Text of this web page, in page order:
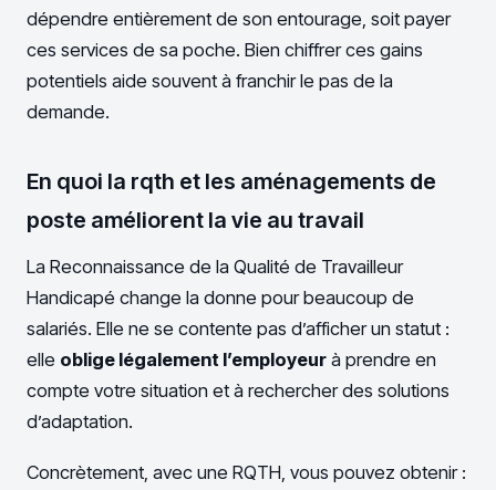
dépendre entièrement de son entourage, soit payer
ces services de sa poche. Bien chiffrer ces gains
potentiels aide souvent à franchir le pas de la
demande.
En quoi la rqth et les aménagements de
poste améliorent la vie au travail
La Reconnaissance de la Qualité de Travailleur
Handicapé change la donne pour beaucoup de
salariés. Elle ne se contente pas d’afficher un statut :
elle oblige légalement l’employeur à prendre en
compte votre situation et à rechercher des solutions
d’adaptation.
Concrètement, avec une RQTH, vous pouvez obtenir :